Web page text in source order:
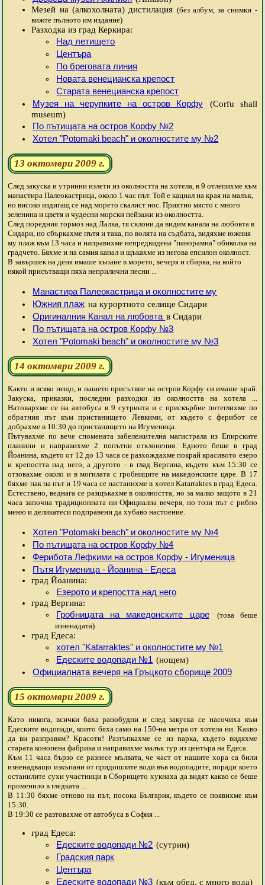
Мезей на (алкохолната) дистилация (без албум, за снимки -
вижте пълното им издание)
Разходка из град Керкира:
Над летището
Центъра
По бреговата линия
Новата венецианска крепост
Старата венецианска крепост
Музея на черупките на остров Корфу
(Corfu shall
museum)
По пътищата на остров Корфу №2
Хотел "Potomaki beach" и околностите му №2
13 октомври 2009 г.
След закуска и утринни излети из околността на хотела, в 9 отлепихме към
манастира Палеокастрица, около 1 час път. Той е кацнал на края на малък,
но високо издигащ се над морето скалист нос. Приятно място с много
зеленина и цветя и чудесни морски пейзажи из околността.
След поредния тормоз над Лалка, тя склони да видим канала на любовта в
Сидари, но сбъркахме пътя и така, по волята на съдбата, видяхме южния
му плаж към 13 часа и направихме непредвидена "панорамна" обиколка на
градчето. Бяхме и на самия канал и щъкахме из негова епсилон околност.
В завършек на деня имаше къпане в морето, вечеря и сбирка, на който
някой присътващи пяха неприлични песни ...
Манастира Палеокастрица и околностите му
Южния плаж на курортното селище Сидари
Оригиналния Канал на любовта в Сидари
По пътищата на остров Корфу №3
Хотел "Potomaki beach" и околностите му №3
14 октомври 2009 г.
Както и всяко нещо, и нашето присътвие на остров Корфу си имаше край.
Закуска, приказки, последни разходки из околността на хотела ...
Натовархме се на автобуса в 9 сутринта и с прискърбие потеглихме по
обратния път към пристанището Левкими, от където с ферибот се
добрахме в 10:30 до пристанището на Игуменица.
Пътувахме по вече спомената забележителна магистрала из Епирските
планини и направихме 2 попътни отклонения. Едното беше в град
Йоанина, където от 12 до 13 часа се разхождахме покрай красивото езеро
и крепостта над него, а другото - в глад Вергина, където към 15:30 се
отзовахме около и в могилата с гробниците на македонските царе. В 17
бяхме пак на път и 19 часа се настанихме в хотел Katarraktes в град Едеса.
Естествено, веднага се разщъкахме в околността, но за малко защото в 21
часа започна традиционната ни Официална вечеря, но този път с рибно
меню и деликатеси подправени да хубаво настоение.
Хотел "Potomaki beach" и околностите му №4
По пътищата на остров Корфу №4
Ферибота Лефкими на остров Корфу - Игуменица
Пътя Игуменица - Йоанина - Едеса
град Йоанина:
Езерото и крепостта над него
град Вергина:
Гробницата на македонските царе
(това беше
изненадата)
град Едеса:
хотел "Katarraktes" и околностите му №1
Едеските водопади №1 (нощем)
Официалната вечеря на Гръцкото сборище 2009
15 октомври 2009 г.
Като никога, всички баха ранобудни и след закуска се насочиха към
Едеските водопади, които бяха само на 150-на метра от хотела ни. Какво
да ви разправям? Красоти! Разтъпкахме се из парка, където видяхме
старата конопена фабрика и направихме малък тур из центъра на Едеса.
Към 11 часа бързо се разнесе мълвата, че част от нашите хора са били
изненадващо изкъпани от придошлите води във водопадите, поради което
останилите сухи участници в Сборището хукнаха да видят какво се беше
променило в гледката ...
В 11:30 бяхме отново на път, посока България, където се появихме към
15:30.
В 19:30 се разтовахме от автобуса в София ...
град Едеса:
Едеските водопади №2 (сутрин)
Градския парк
Центъра
Едеските водопади №3 (към обед, с много вода)